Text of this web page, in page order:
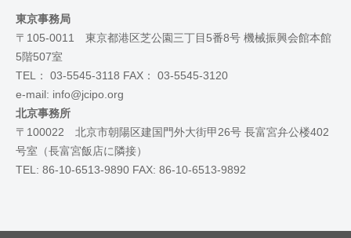
東京事務局
〒105-0011 東京都港区芝公園三丁目5番8号 機械振興会館本館
5階507室
TEL： 03-5545-3118 FAX： 03-5545-3120
e-mail: info@jcipo.org
北京事務所
〒100022 北京市朝陽区建国門外大街甲26号 長富宮弁公楼402
号室（長富宮飯店に隣接）
TEL: 86-10-6513-9890 FAX: 86-10-6513-9892